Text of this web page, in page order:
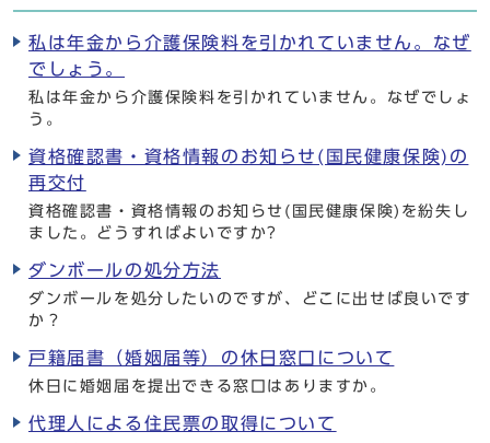
私は年金から介護保険料を引かれていません。なぜ
でしょう。
私は年金から介護保険料を引かれていません。なぜでしょ
う。
資格確認書・資格情報のお知らせ(国民健康保険)の
再交付
資格確認書・資格情報のお知らせ(国民健康保険)を紛失し
ました。どうすればよいですか?
ダンボールの処分方法
ダンボールを処分したいのですが、どこに出せば良いです
か？
戸籍届書（婚姻届等）の休日窓口について
休日に婚姻届を提出できる窓口はありますか。
代理人による住民票の取得について